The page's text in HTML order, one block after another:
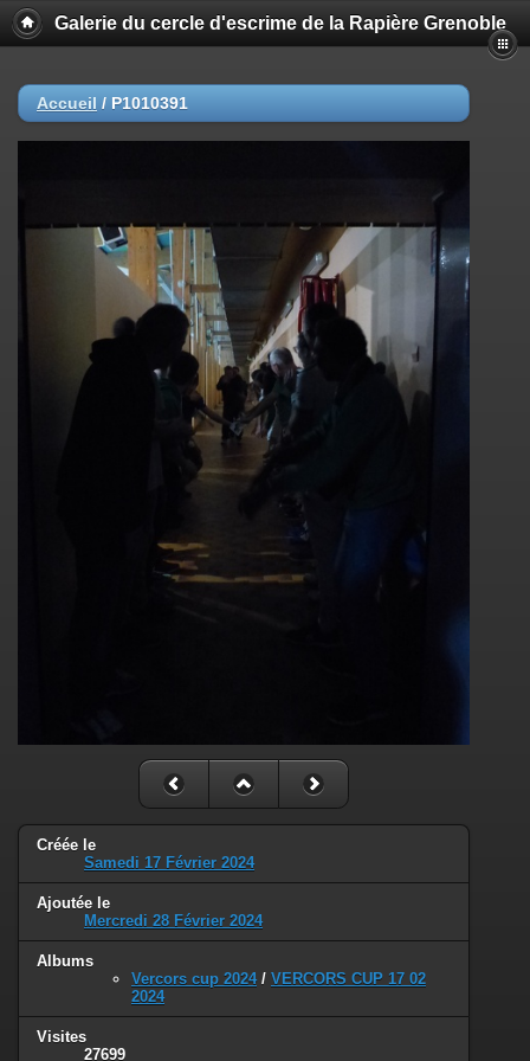
Galerie du cercle d'escrime de la Rapière Grenoble
Accueil / P1010391
Créée le
Samedi 17 Février 2024
Ajoutée le
Mercredi 28 Février 2024
Albums
Vercors cup 2024/ VERCORS CUP 17 02
2024
Visites
27699